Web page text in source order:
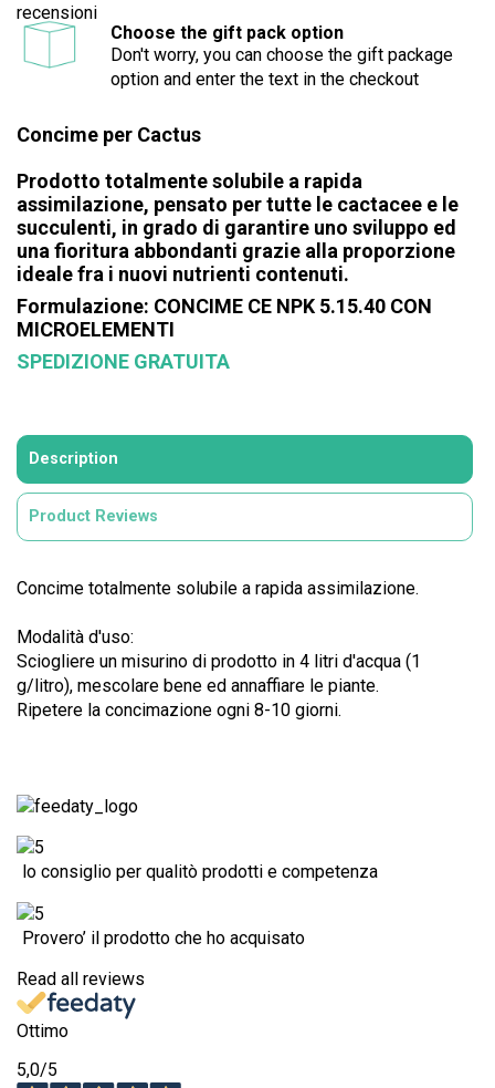
recensioni
Choose the gift pack option
Don't worry, you can choose the gift package
option and enter the text in the checkout
Concime per Cactus
Prodotto totalmente solubile a rapida
assimilazione, pensato per tutte le cactacee e le
succulenti, in grado di garantire uno sviluppo ed
una fioritura abbondanti grazie alla proporzione
ideale fra i nuovi nutrienti contenuti.
Formulazione: CONCIME CE NPK 5.15.40 CON
MICROELEMENTI
SPEDIZIONE GRATUITA
Description
Product Reviews
Concime totalmente solubile a rapida assimilazione.
Modalità d'uso:
Sciogliere un misurino di prodotto in 4 litri d'acqua (1
g/litro), mescolare bene ed annaffiare le piante.
Ripetere la concimazione ogni 8-10 giorni.
lo consiglio per qualitò prodotti e competenza
Provero’ il prodotto che ho acquisato
Read all reviews
Ottimo
5,0/5